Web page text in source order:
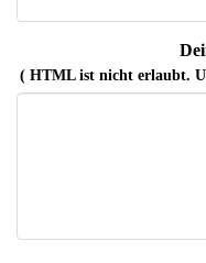
( HTML ist nichterlaubt.